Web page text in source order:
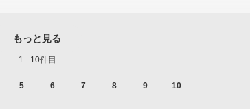
もっと見る
1 - 10件目
5 6 7 8 9 10